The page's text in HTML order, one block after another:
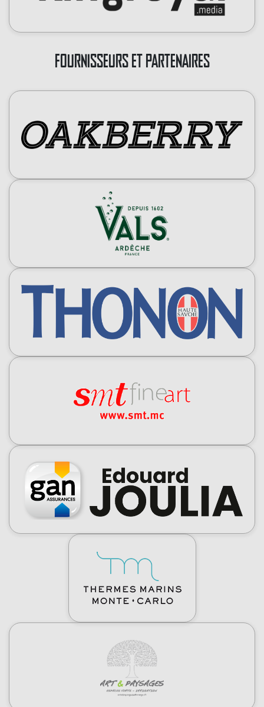
FOURNISSEURS ET PARTENAIRES